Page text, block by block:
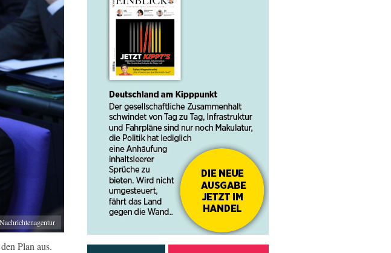
Plan aus.